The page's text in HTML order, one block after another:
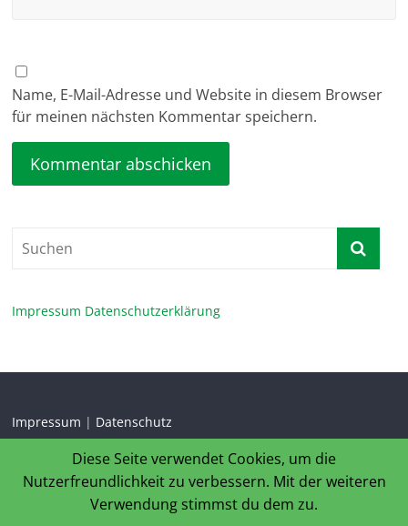
Name, E-Mail-Adresse und Website in diesem Browser
für meinen nächsten Kommentar speichern.
Impressum Datenschutzerklärung
Impressum | Datenschutz
Diese Seite verwendet Cookies, um die
Nutzerfreundlichkeit zu verbessern. Mit der weiteren
Verwendung stimmst du dem zu.